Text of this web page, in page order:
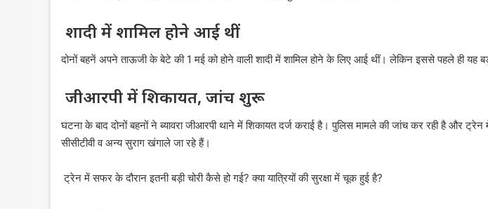
शादी में शामिल होने आई थीं
दोनों बहनें अपने ताऊजी के बेटे की 1 मई को होने वाली शादी में शामिल होने के लिए आई थीं। लेकिन इससे पहले ही यह
जीआरपी में शिकायत, जांच शुरू
घटना के बाद दोनों बहनों ने ब्यावरा जीआरपी थाने में शिकायत दर्ज कराई है। पुलिस मामले की जांच कर रही है और ट्रेन
सीसीटीवी व अन्य सुराग खंगाले जा रहे हैं।
ट्रेन में सफर के दौरान इतनी बड़ी चोरी कैसे हो गई? क्या यात्रियों की सुरक्षा में चूक हुई है?